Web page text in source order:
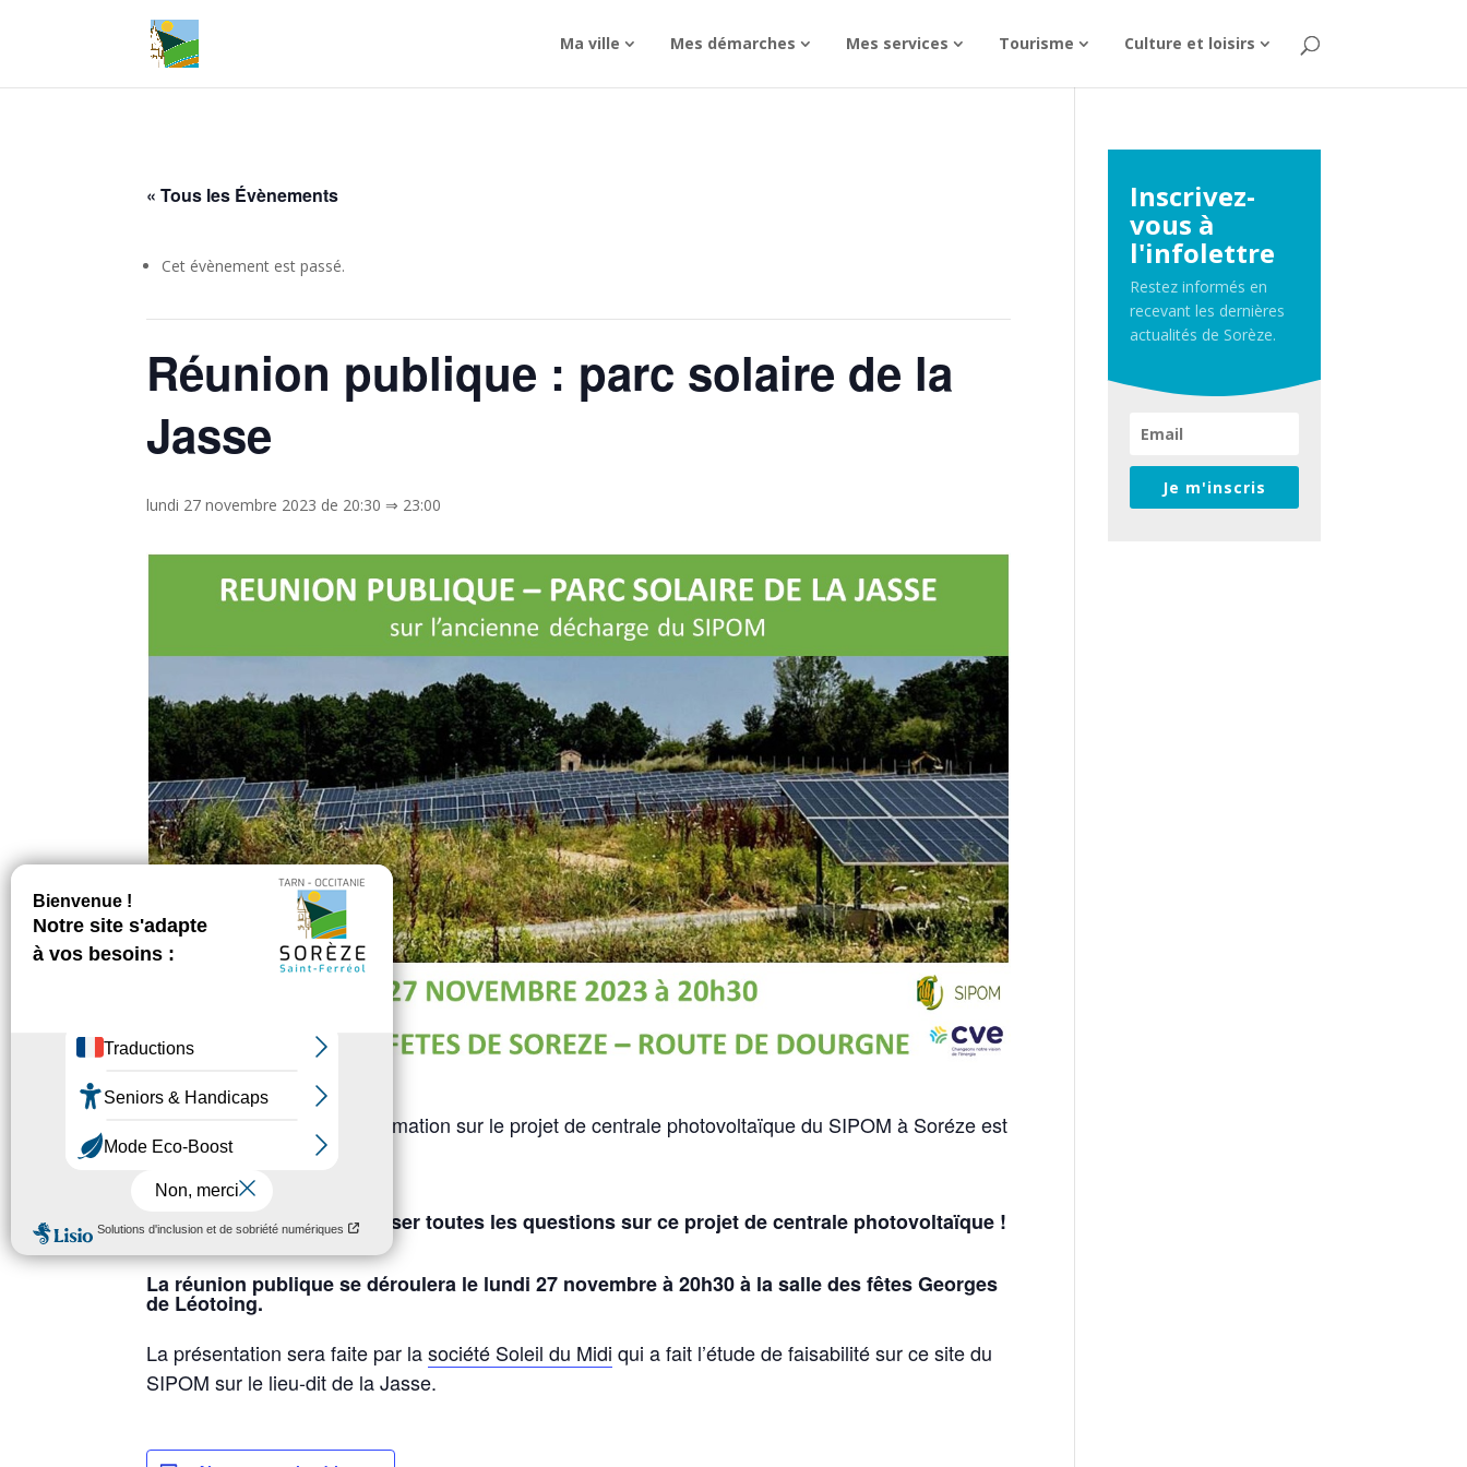
Ma ville Mes démarches Mes services Tourisme Culture et loisirs
« Tous les Évènements
Cet évènement est passé.
Réunion publique : parc solaire de la
Jasse
lundi 27 novembre 2023 de 20:30 ⇒ 23:00
Une réunion publique d’information sur le projet de centrale photovoltaïque du SIPOM à Soréze est
organisée le 27 novembre.
Venez vous informer et poser toutes les questions sur ce projet de centrale photovoltaïque !
La réunion publique se déroulera le lundi 27 novembre à 20h30 à la salle des fêtes Georges
de Léotoing.
La présentation sera faite par lasociété Soleil du Midi qui a fait l’étude de faisabilité sur ce site du
SIPOM sur le lieu-dit de la Jasse.
Inscrivez-
vous à
l'infolettre
Restez informés en
recevant les dernières
actualités de Sorèze.
Je m'inscris